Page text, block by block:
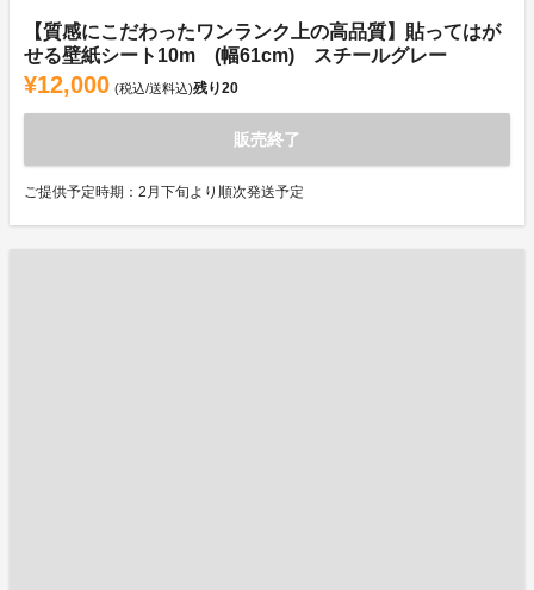
【質感にこだわったワンランク上の高品質】貼ってはが
せる壁紙シート10m (幅61cm) スチールグレー
¥12,000 (税込/送料込)残り20
販売終了
ご提供予定時期：2月下旬より順次発送予定